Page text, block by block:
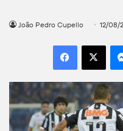
João Pedro Cupello 12/08/
Facebook
X